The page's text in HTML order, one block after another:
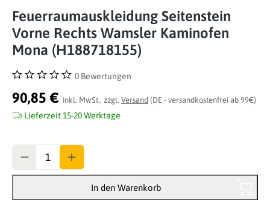
Feuerraumauskleidung Seitenstein
Vorne Rechts Wamsler Kaminofen
Mona (H188718155)
Durchschnittliche Bewertung von 0 von 5 Sternen
0 Bewertungen
90,85 € inkl. MwSt., zzgl. Versand (DE - versandkostenfrei ab 99€)
Lieferzeit 15-20 Werktage
In den Warenkorb